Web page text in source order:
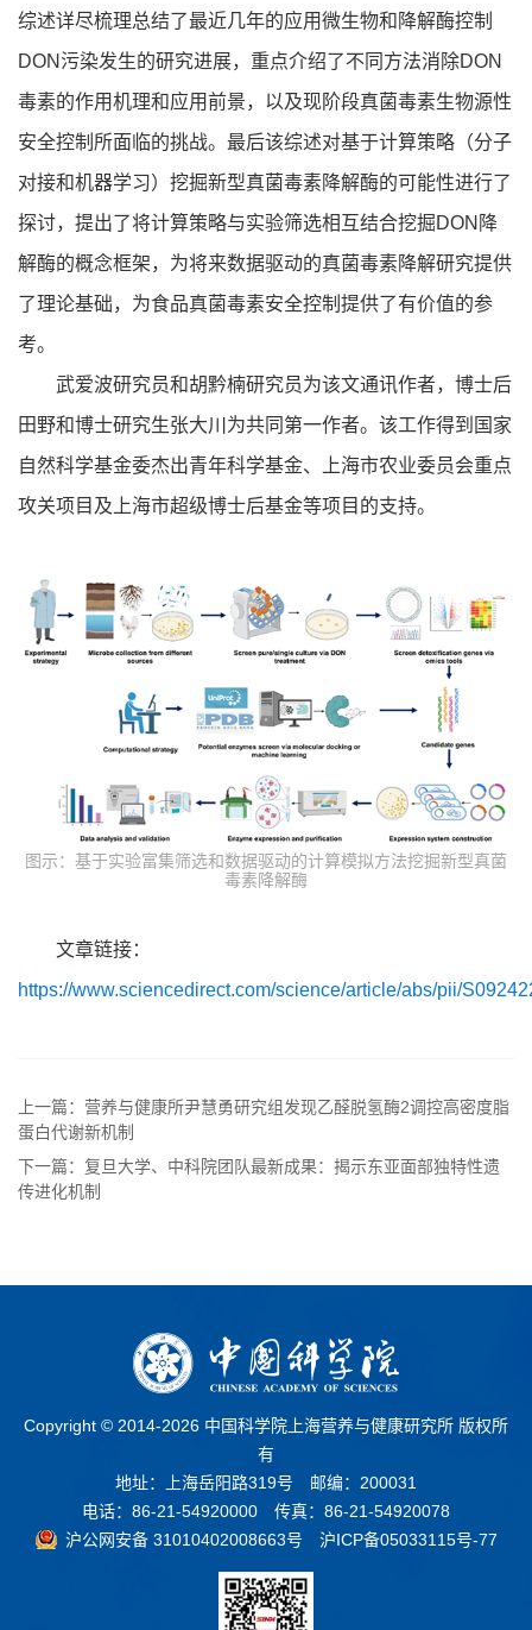
综述详尽梳理总结了最近几年的应用微生物和降解酶控制
DON污染发生的研究进展，重点介绍了不同方法消除DON
毒素的作用机理和应用前景，以及现阶段真菌毒素生物源性
安全控制所面临的挑战。最后该综述对基于计算策略（分子
对接和机器学习）挖掘新型真菌毒素降解酶的可能性进行了
探讨，提出了将计算策略与实验筛选相互结合挖掘DON降
解酶的概念框架，为将来数据驱动的真菌毒素降解研究提供
了理论基础，为食品真菌毒素安全控制提供了有价值的参
考。
武爱波研究员和胡黔楠研究员为该文通讯作者，博士后
田野和博士研究生张大川为共同第一作者。该工作得到国家
自然科学基金委杰出青年科学基金、上海市农业委员会重点
攻关项目及上海市超级博士后基金等项目的支持。
图示：基于实验富集筛选和数据驱动的计算模拟方法挖掘新型真菌
毒素降解酶
文章链接：
https://www.sciencedirect.com/science/article/abs/pii/
上一篇：营养与健康所尹慧勇研究组发现乙醛脱氢酶2调控高密度脂
蛋白代谢新机制
下一篇：复旦大学、中科院团队最新成果：揭示东亚面部独特性遗
传进化机制
Copyright © 2014-2026 中国科学院上海营养与健康研究所 版权所
有
地址：上海岳阳路319号 邮编：200031
电话：86-21-54920000 传真：86-21-54920078
沪公网安备 31010402008663号
沪ICP备05033115号-77